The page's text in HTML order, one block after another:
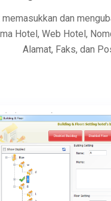
memasukkan dan
Hotel, Web Hotel,
Alamat, Faks, dan